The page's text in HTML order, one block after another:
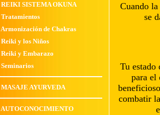
REIKI SISTEMA OKUNA
Tratamientos
Armonización de Chakras
Reiki y los Niños
Reiki y Embarazo
Seminarios
MASAJE AYURVEDA
AUTOCONOCIMIENTO
Cuando
se
Tu estado
para el
combatir